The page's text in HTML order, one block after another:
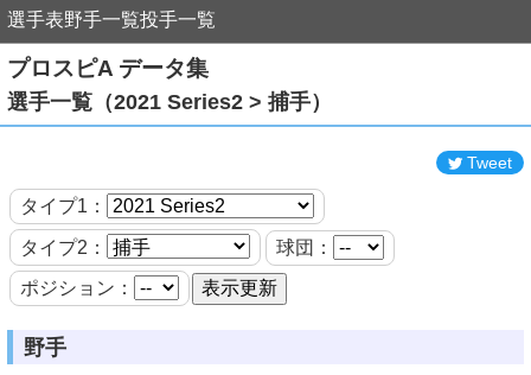
選手表野手一覧投手一覧
プロスピA データ集
選手一覧（2021 Series2 > 捕手）
Tweet
タイプ1：
タイプ2：
球団：
ポジション：
野手